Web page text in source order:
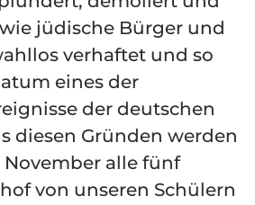
jüdische Bürger und
verhaftet und so
eines der
der deutschen
diesen Gründen werden
alle fünf
von unseren Schülern